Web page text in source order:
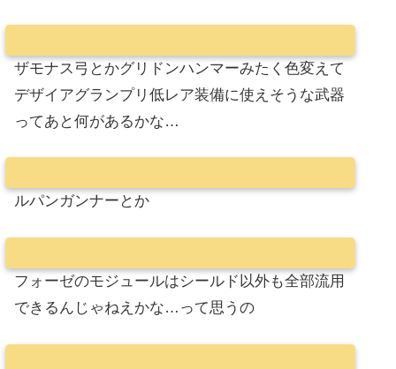
ザモナス弓とかグリドンハンマーみたく色変えて
デザイアグランプリ低レア装備に使えそうな武器
ってあと何があるかな…
ルパンガンナーとか
フォーゼのモジュールはシールド以外も全部流用
できるんじゃねえかな…って思うの